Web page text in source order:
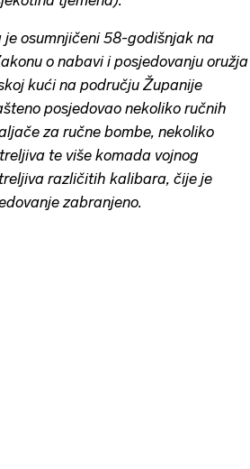
osumnjičeni 58-godišnjak na
o nabavi i posjedovanju oružja
kući na području Županije
posjedovao nekoliko ručnih
za ručne bombe, nekoliko
te više komada vojnog
različitih kalibara, čije je
zabranjeno.